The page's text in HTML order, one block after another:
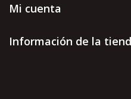
Mi cuenta
Información de la